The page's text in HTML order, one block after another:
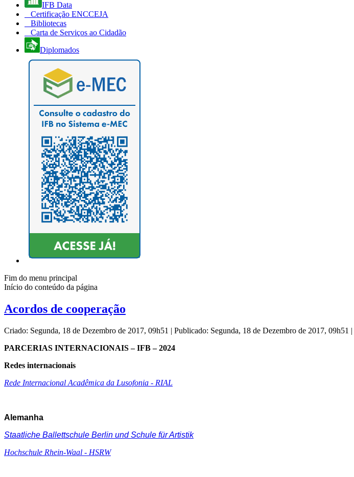
IFB Data
Certificação ENCCEJA
Bibliotecas
Carta de Serviços ao Cidadão
Diplomados
Fim do menu principal
Início do conteúdo da página
Acordos de cooperação
Criado: Segunda, 18 de Dezembro de 2017, 09h51 | Publicado: Segunda, 18 de Dezembro de 2017, 09h51 |
PARCERIAS INTERNACIONAIS – IFB – 2024
Redes internacionais
Rede Internacional Acadêmica da Lusofonia - RIAL
Alemanha
Staatliche Ballettschule Berlin und Schule für Artistik
Hochschule Rhein-Waal - HSRW